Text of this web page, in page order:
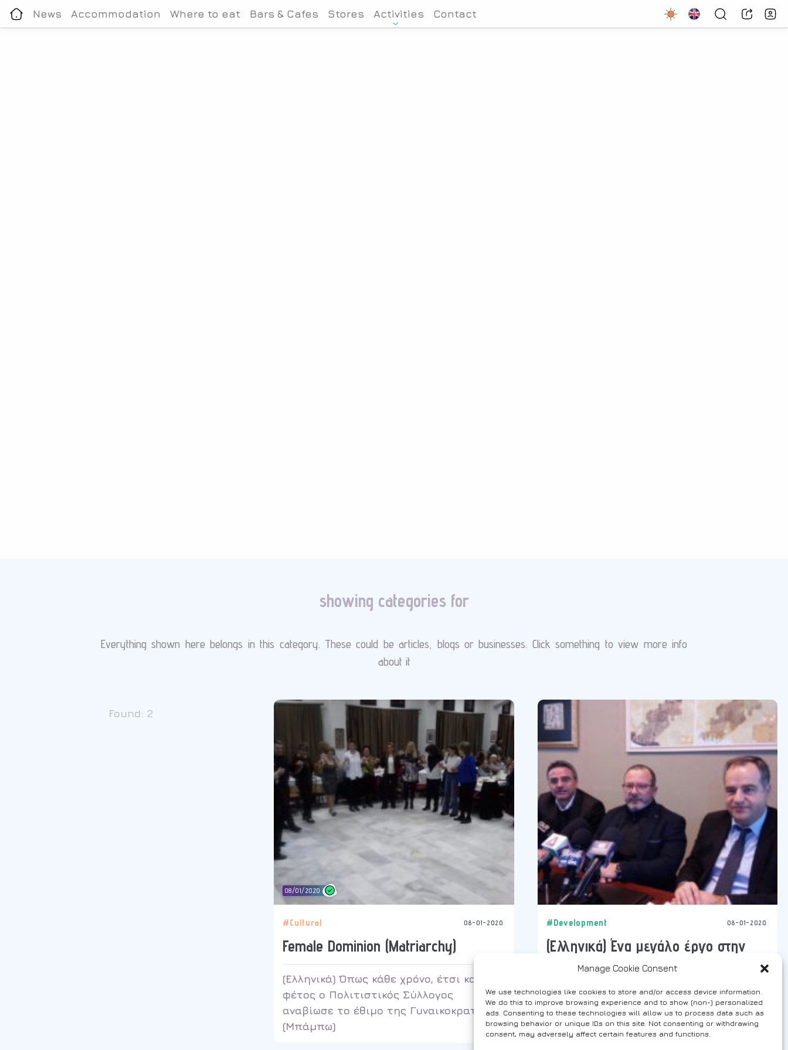
Manage Cookie Consent
We use technologies like cookies to store and/or access device information.
We do this to improve browsing experience and to show (non-) personalized
ads. Consenting to these technologies will allow us to process data such as
browsing behavior or unique IDs on this site. Not consenting or withdrawing
consent, may adversely affect certain features and functions.
News Accommodation Where to eat Bars & Cafes Stores Activities Contact
showing categories for
Everything shown here belongs in this category. These could be articles, blogs or businesses. Click something to view more info
about it
Found: 2
08/01/2020
#Cultural 08-01-2020
Female Dominion (Matriarchy)
(Ελληνικά) Όπως κάθε χρόνο, έτσι και
φέτος ο Πολιτιστικός Σύλλογος
αναβίωσε το έθιμο της Γυναικοκρατίας
(Μπάμπω)
#Development 08-01-2020
(Ελληνικά) Ένα μεγάλο έργο στην
παραλιακή ζώνη του Δήμου
(Ελληνικά) Ποδαρικό στο 2020 για τον
Δήμο Κομοτηνής με την εκκίνηση ενός